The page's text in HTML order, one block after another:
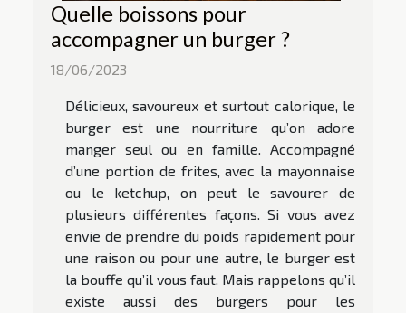
Quelle boissons pour
accompagner un burger ?
18/06/2023
Délicieux, savoureux et surtout calorique, le
burger est une nourriture qu’on adore
manger seul ou en famille. Accompagné
d’une portion de frites, avec la mayonnaise
ou le ketchup, on peut le savourer de
plusieurs différentes façons. Si vous avez
envie de prendre du poids rapidement pour
une raison ou pour une autre, le burger est
la bouffe qu’il vous faut. Mais rappelons qu’il
existe aussi des burgers pour les